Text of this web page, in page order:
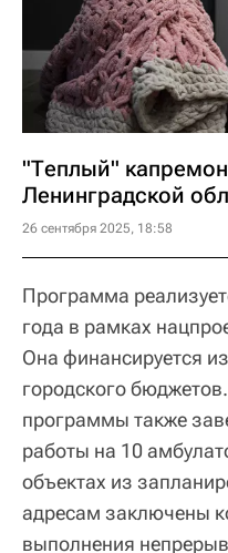
"Теплый"
Ленинградской
26 сентября 2025, 18:58
Программа
года в рамках
Она финансируется
городского
программы также
работы на 10
объектах из
адресам заключены
выполнения